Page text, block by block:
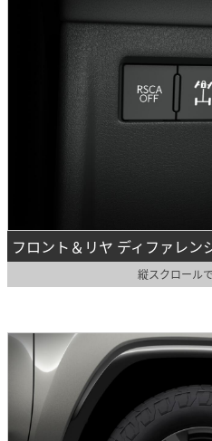
フロント＆リヤ ディファレン
縦スクロール